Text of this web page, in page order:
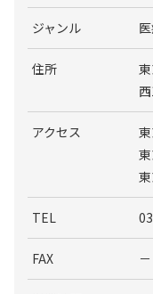
ジャンル
住所
アクセス
TEL
FAX －